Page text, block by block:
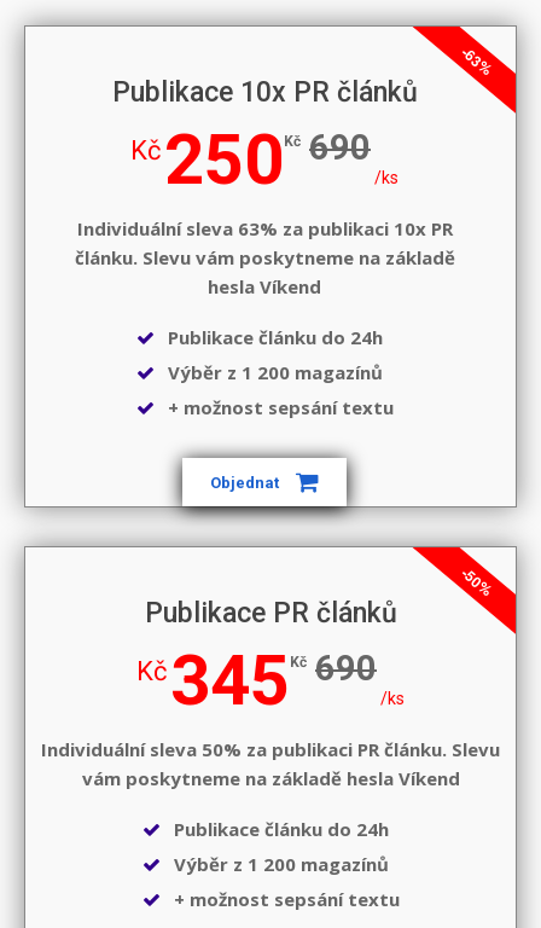
-63%
Publikace 10x PR článků
Kč 250 Kč 690
/ks
Individuální sleva 63% za publikaci 10x PR
článku. Slevu vám poskytneme na základě
hesla Víkend
Publikace článku do 24h
Výběr z 1 200 magazínů
+ možnost sepsání textu
Objednat
-50%
Publikace PR článků
Kč 345 Kč 690
/ks
Individuální sleva 50% za publikaci PR článku. Slevu
vám poskytneme na základě hesla Víkend
Publikace článku do 24h
Výběr z 1 200 magazínů
+ možnost sepsání textu